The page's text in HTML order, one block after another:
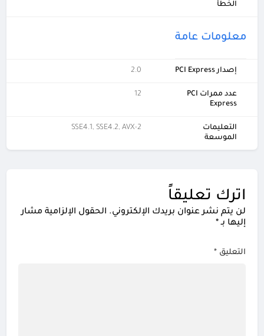
الخطأ
معلومات عامة
إصدار PCI Express 2.0
عدد ممرات PCI
Express
12
التعليمات
الموسعة
SSE4.1, SSE4.2, AVX-2
اترك تعليقاً
لن يتم نشر عنوان بريدك الإلكتروني. الحقول الإلزامية مشار
إليها بـ*
التعليق*